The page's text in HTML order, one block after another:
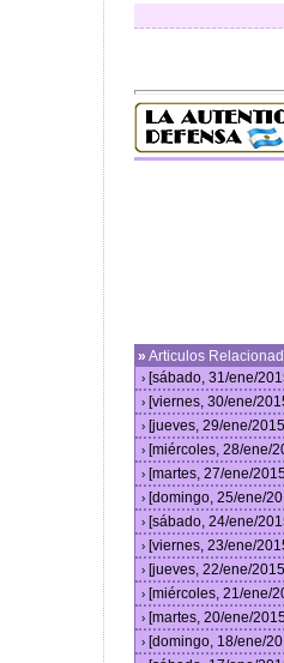
» Articulos
› [sábado, 31/ene/
› [viernes, 30/ene/
› [jueves, 29/ene/
› [miércoles, 28/ene/
› [martes, 27/ene/
› [domingo, 25/ene/
› [sábado, 24/ene/
› [viernes, 23/ene/
› [jueves, 22/ene/
› [miércoles, 21/ene/
› [martes, 20/ene/
› [domingo, 18/ene/